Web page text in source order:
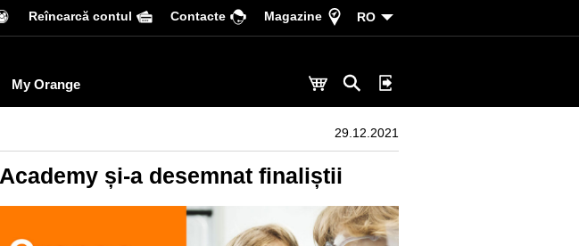
Reîncarcă contul Сontacte Magazine RO
My Orange
29.12.2021
și-a desemnat finaliștii